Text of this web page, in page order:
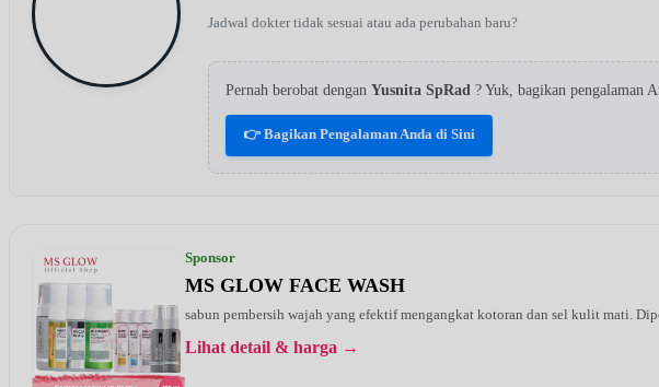
Jadwal dokter tidak sesuai atau ada perubahan baru?
Pernah berobat dengan Yusnita SpRad ? Yuk, bagikan pengalaman
👉 Bagikan Pengalaman Anda di Sini
Sponsor
MS GLOW FACE WASH
sabun pembersih wajah yang efektif mengangkat kotoran dan sel kulit mati.
Lihat detail & harga →